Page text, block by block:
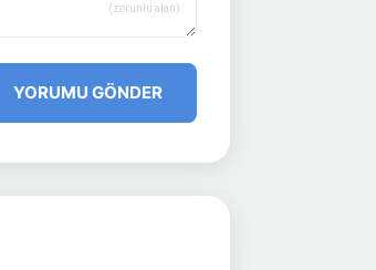
(zorunlu alan)
YORUMU GÖNDER